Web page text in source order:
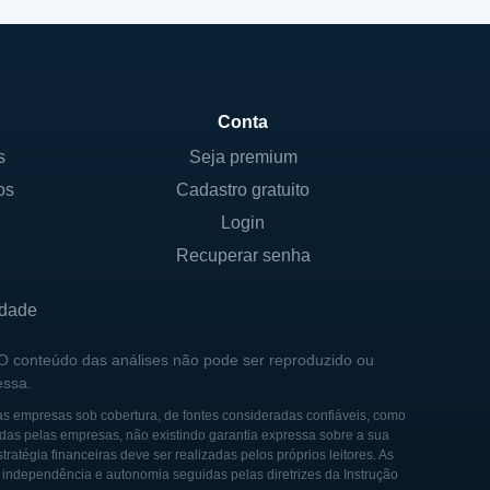
Conta
Seja premium
Cadastro gratuito
Login
Recuperar senha
conteúdo das análises não pode ser reproduzido ou
sob cobertura, de fontes consideradas confiáveis, como
pelas empresas, não existindo garantia expressa sobre a sua
financeiras deve ser realizadas pelos próprios leitores. As
e autonomia seguidas pelas diretrizes da Instrução